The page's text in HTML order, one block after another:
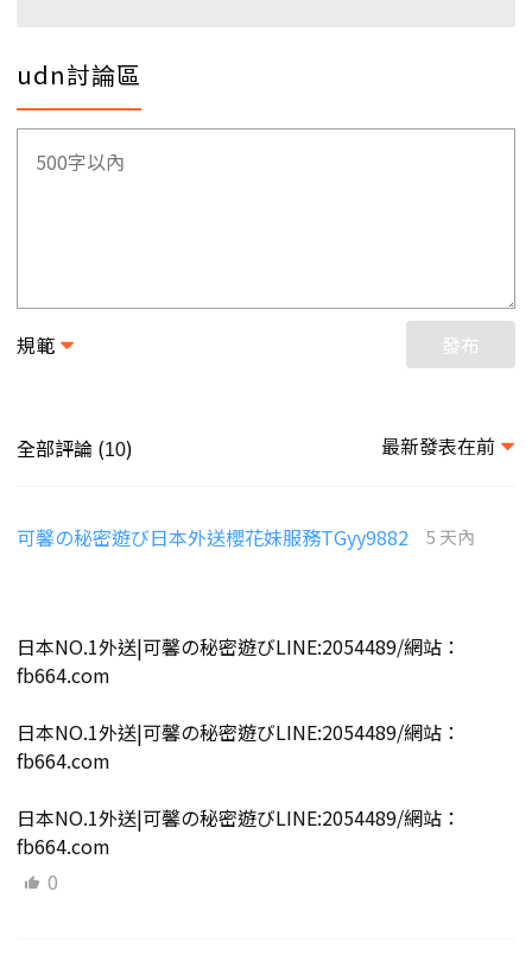
udn討論區
規範 發布
全部評論 (10) 最新發表在前
可馨の秘密遊び日本外送櫻花妹服務TGyy9882 5 天內
日本NO.1外送|可馨の秘密遊びLINE:2054489/網站：
fb664.com
日本NO.1外送|可馨の秘密遊びLINE:2054489/網站：
fb664.com
日本NO.1外送|可馨の秘密遊びLINE:2054489/網站：
fb664.com
0